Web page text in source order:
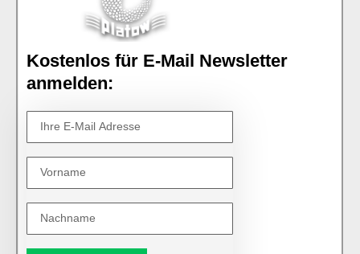
Kostenlos für E-Mail Newsletter
anmelden: